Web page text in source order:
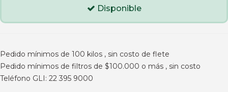
Disponible
Pedido mínimos de 100 kilos , sin costo de flete
Pedido mínimos de filtros de $100.000 o más , sin costo
Teléfono GLI: 22 395 9000